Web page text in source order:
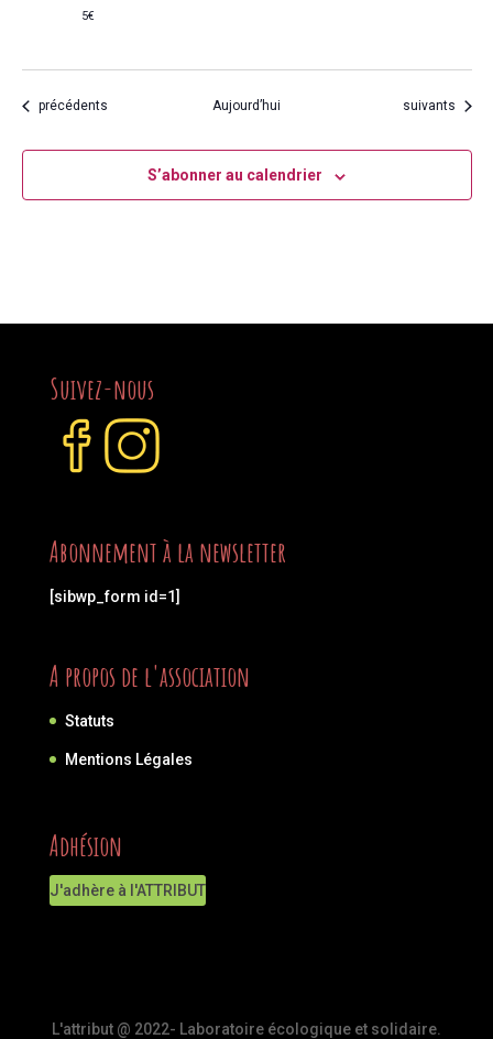
5€
Évènements
précédents Aujourd’hui Évènements
suivants
S’abonner au calendrier
Suivez-nous
Abonnement à la newsletter
[sibwp_form id=1]
A propos de l'association
Statuts
Mentions Légales
Adhésion
J'adhère à l'ATTRIBUT
L'attribut @ 2022- Laboratoire écologique et solidaire.